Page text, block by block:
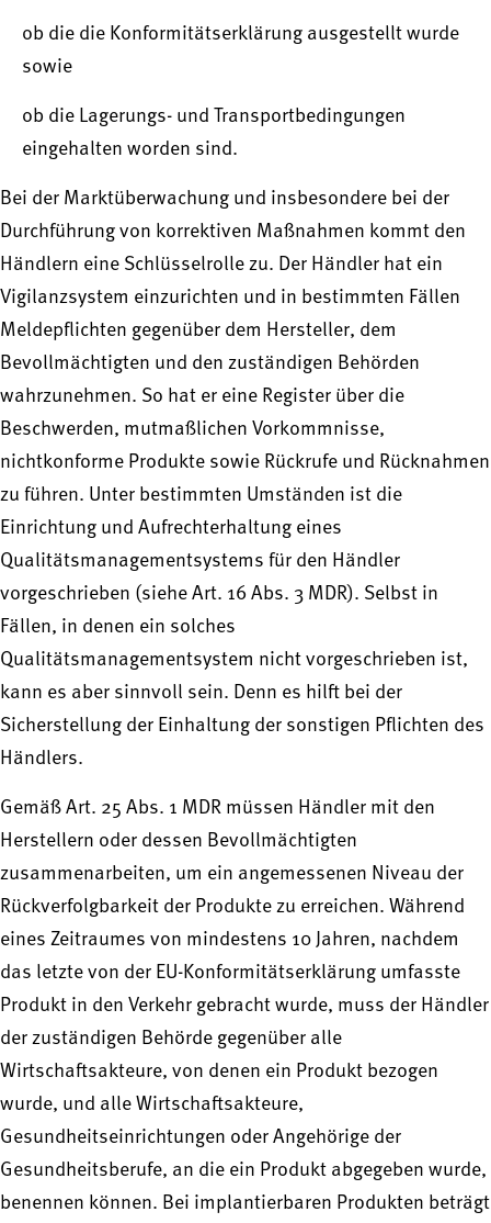
ob die die Konformitätserklärung ausgestellt wurde
sowie
ob die Lagerungs- und Transportbedingungen
eingehalten worden sind.
Bei der Marktüberwachung und insbesondere bei der
Durchführung von korrektiven Maßnahmen kommt den
Händlern eine Schlüsselrolle zu. Der Händler hat ein
Vigilanzsystem einzurichten und in bestimmten Fällen
Meldepflichten gegenüber dem Hersteller, dem
Bevollmächtigten und den zuständigen Behörden
wahrzunehmen. So hat er eine Register über die
Beschwerden, mutmaßlichen Vorkommnisse,
nichtkonforme Produkte sowie Rückrufe und Rücknahmen
zu führen. Unter bestimmten Umständen ist die
Einrichtung und Aufrechterhaltung eines
Qualitätsmanagementsystems für den Händler
vorgeschrieben (siehe Art. 16 Abs. 3 MDR). Selbst in
Fällen, in denen ein solches
Qualitätsmanagementsystem nicht vorgeschrieben ist,
kann es aber sinnvoll sein. Denn es hilft bei der
Sicherstellung der Einhaltung der sonstigen Pflichten des
Händlers.
Gemäß Art. 25 Abs. 1 MDR müssen Händler mit den
Herstellern oder dessen Bevollmächtigten
zusammenarbeiten, um ein angemessenen Niveau der
Rückverfolgbarkeit der Produkte zu erreichen. Während
eines Zeitraumes von mindestens 10 Jahren, nachdem
das letzte von der EU-Konformitätserklärung umfasste
Produkt in den Verkehr gebracht wurde, muss der Händler
der zuständigen Behörde gegenüber alle
Wirtschaftsakteure, von denen ein Produkt bezogen
wurde, und alle Wirtschaftsakteure,
Gesundheitseinrichtungen oder Angehörige der
Gesundheitsberufe, an die ein Produkt abgegeben wurde,
benennen können. Bei implantierbaren Produkten beträgt